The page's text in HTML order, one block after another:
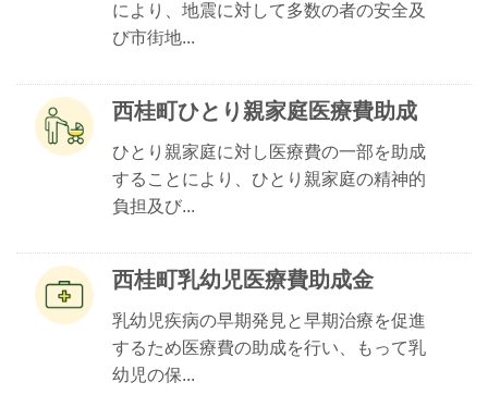
により、地震に対して多数の者の安全及
び市街地...
西桂町ひとり親家庭医療費助成
ひとり親家庭に対し医療費の一部を助成
することにより、ひとり親家庭の精神的
負担及び...
西桂町乳幼児医療費助成金
乳幼児疾病の早期発見と早期治療を促進
するため医療費の助成を行い、もって乳
幼児の保...